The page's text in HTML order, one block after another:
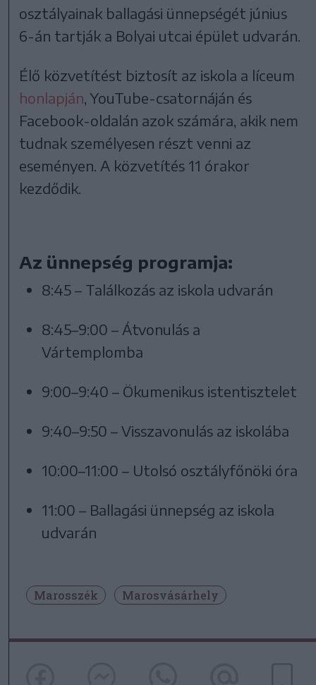
osztályainak ballagási ünnepségét június
6-án tartják a Bolyai utcai épület udvarán.
Élő közvetítést biztosít az iskola a líceum
honlapján , YouTube-csatornáján és
Facebook-oldalán azok számára, akik nem
tudnak személyesen részt venni az
eseményen. A közvetítés 11 órakor
kezdődik.
Az ünnepség programja:
8:45 – Találkozás az iskola udvarán
8:45–9:00 – Átvonulás a
Vártemplomba
9:00–9:40 – Ökumenikus istentisztelet
9:40–9:50 – Visszavonulás az iskolába
10:00–11:00 – Utolsó osztályfőnöki óra
11:00 – Ballagási ünnepség az iskola
udvarán
Marosszék Marosvásárhely